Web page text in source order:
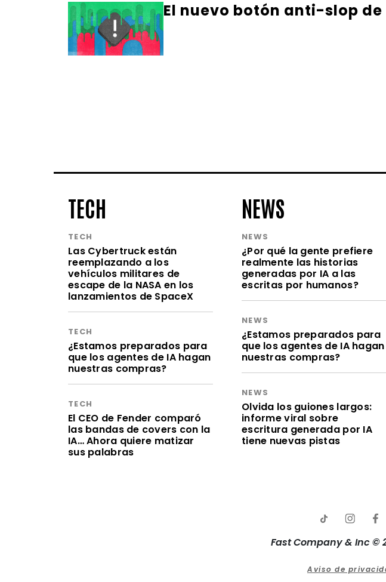
El nuevo botón anti-slop
TECH
TECH
Las Cybertruck están
reemplazando a los
vehículos militares de
escape de la NASA en los
lanzamientos de SpaceX
TECH
¿Estamos preparados para
que los agentes de IA hagan
nuestras compras?
TECH
El CEO de Fender comparó
las bandas de covers con la
IA… Ahora quiere matizar
sus palabras
NEWS
NEWS
¿Por qué la gente prefiere
realmente las historias
generadas por IA a las
escritas por humanos?
NEWS
¿Estamos preparados para
que los agentes de IA hagan
nuestras compras?
NEWS
Olvida los guiones largos:
informe viral sobre
escritura generada por IA
tiene nuevas pistas
Fast Company & Inc ©
Aviso de